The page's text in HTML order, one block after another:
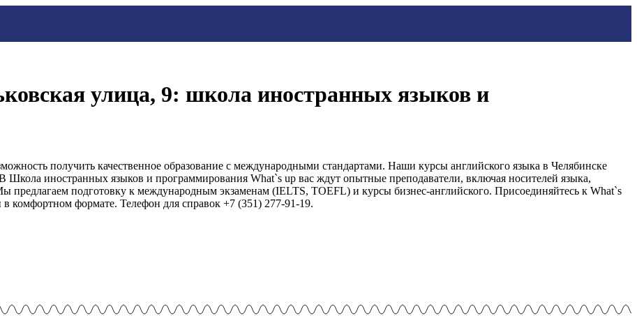
улица, 9: школа иностранных языков и
получить качественное образование с международными стандартами. Наши курсы английского языка в Челябинске
иностранных языков и программирования What`s up вас ждут опытные преподаватели, включая носителей языка,
предлагаем подготовку к международным экзаменам (IELTS, TOEFL) и курсы бизнес-английского. Присоединяйтесь к What`s
комфортном формате. Телефон для справок +7 (351) 277-91-19.